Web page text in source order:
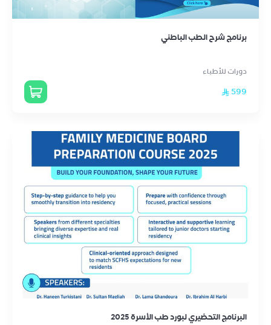
برنامج شرح الطب الباطني
دورات للأطباء
599
البرنامج التحضيري لبورد طب الأسرة 2025